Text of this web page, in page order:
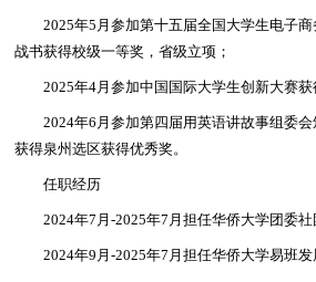
2025年5月参加第十五届全国大学生电子
战书获得校级一等奖，省级立项；
2025年4月参加中国国际大学生创新大赛获
2024年6月参加第四届用英语讲故事组委
获得泉州选区获得优秀奖。
任职经历
2024年7月-2025年7月担任华侨大学团委社
2024年9月-2025年7月担任华侨大学易班